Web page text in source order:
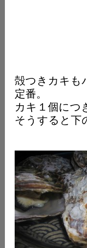
殻つきカキも
定番。
カキ１個につ
そうすると下